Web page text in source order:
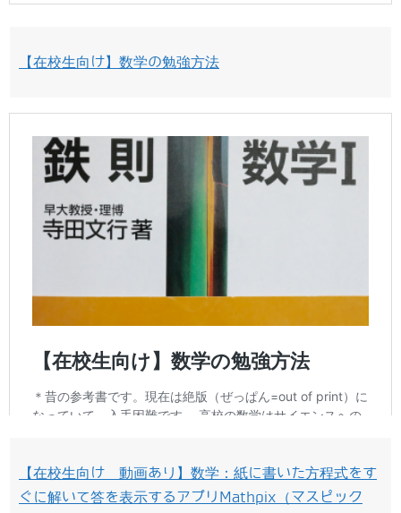
【在校生向け】数学の勉強方法
【在校生向け 動画あり】数学：紙に書いた方程式をす
ぐに解いて答を表示するアプリMathpix（マスピック